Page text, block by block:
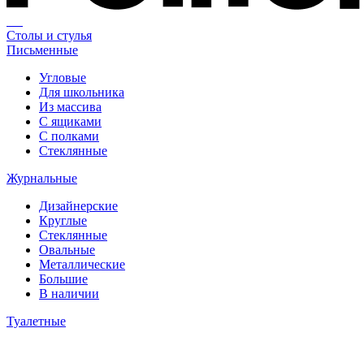
Столы и стулья
Письменные
Угловые
Для школьника
Из массива
С ящиками
С полками
Стеклянные
Журнальные
Дизайнерские
Круглые
Стеклянные
Овальные
Металлические
Большие
В наличии
Туалетные